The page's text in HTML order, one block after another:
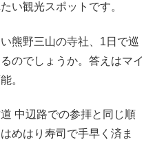
い観光スポットです。
熊野三山の寺社、1日で巡
のでしょうか。答えはマイ
。
中辺路での参拝と同じ順
めはり寿司で手早く済ま